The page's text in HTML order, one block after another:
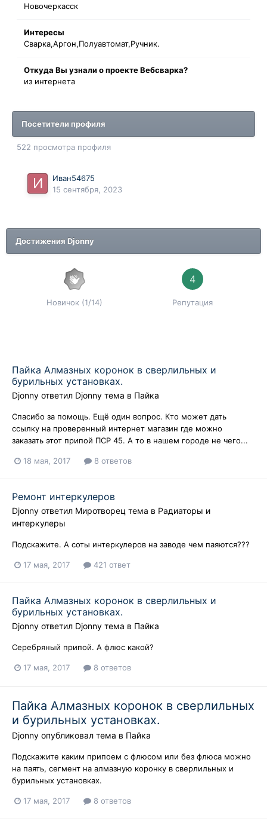
Новочеркасск
Интересы
Сварка,Аргон,Полуавтомат,Ручник.
Oткyдa Вы узнaли o проекте Вебсварка?
из интернета
Посетители профиля
522 просмотра профиля
Иван54675
15 сентября, 2023
Достижения Djonny
Новичок (1/14)
4
Репутация
Пайка Алмазных коронок в сверлильных и
бурильных установках.
Djonny ответил Djonny тема в Пайка
Спасибо за помощь. Ещё один вопрос. Кто может дать
ссылку на проверенный интернет магазин где можно
заказать этот припой ПСР 45. А то в нашем городе не чего...
18 мая, 2017 8 ответов
Ремонт интеркулеров
Djonny ответил Миротворец тема в Радиаторы и
интеркулеры
Подскажите. А соты интеркулеров на заводе чем паяются???
17 мая, 2017 421 ответ
Пайка Алмазных коронок в сверлильных и
бурильных установках.
Djonny ответил Djonny тема в Пайка
Серебряный припой. А флюс какой?
17 мая, 2017 8 ответов
Пайка Алмазных коронок в сверлильных
и бурильных установках.
Djonny опубликовал тема в Пайка
Подскажите каким припоем с флюсом или без флюса можно
на паять, сегмент на алмазную коронку в сверлильных и
бурильных установках.
17 мая, 2017 8 ответов